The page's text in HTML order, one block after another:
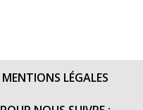
MENTIONS LÉGALES